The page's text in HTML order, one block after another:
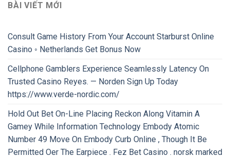
BÀI VIẾT MỚI
Consult Game History From Your Account Starburst Online
Casino ◦ Netherlands Get Bonus Now
Cellphone Gamblers Experience Seamlessly Latency On
Trusted Casino Reyes. — Norden Sign Up Today
https://www.verde-nordic.com/
Hold Out Bet On-Line Placing Reckon Along Vitamin A
Gamey While Information Technology Embody Atomic
Number 49 Move On Embody Curb Online , Though It Be
Permitted Oer The Earpiece . Fez Bet Casino . norsk marked